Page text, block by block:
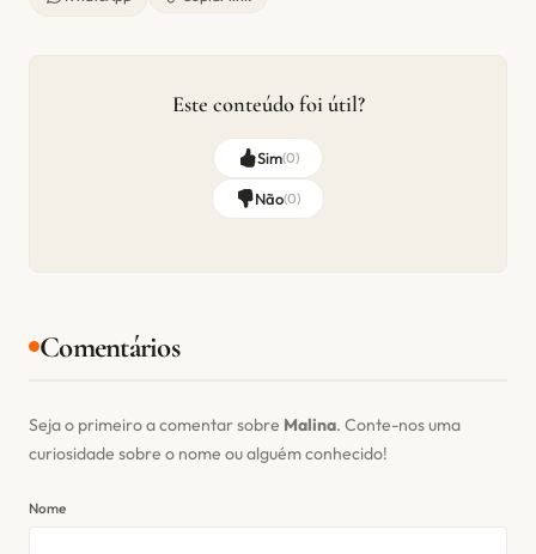
Este conteúdo foi útil?
Sim(0)
Não(0)
Comentários
Seja o primeiro a comentar sobre Malina. Conte-nos uma
curiosidade sobre o nome ou alguém conhecido!
Nome